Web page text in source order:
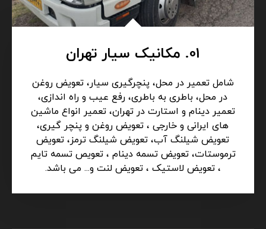
01. مکانیک سیار تهران
شامل تعمیر در محل، پنچرگیری سیار، تعویض روغن
در محل، باطری به باطری، رفع عیب و راه اندازی،
تعمیر دینام و استارت در تهران، تعمیر انواع ماشین
های ایرانی و خارجی ، تعویض روغن و پنچر گیری،
تعویض شیلنگ آب، تعویض شیلنگ ترمز، تعویض
ترموستات، تعویض تسمه دینام ، تعویص تسمه تایم
، تعویض لاستیک ، تعویض لنت و... می باشد.